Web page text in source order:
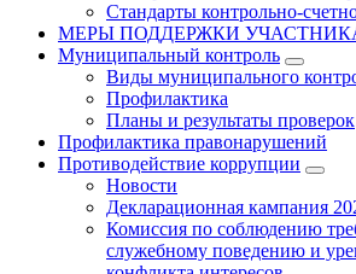
Стандарты контрольно-
МЕРЫ ПОДДЕРЖКИ
Муниципальный контроль
Виды муниципального
Профилактика
Планы и результаты проверок
Профилактика правонарушений
Противодействие коррупции
Новости
Декларационная кампания
Комиссия по соблюдению
служебному поведению и